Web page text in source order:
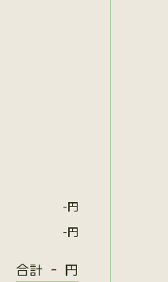
-円
-円
合計 - 円